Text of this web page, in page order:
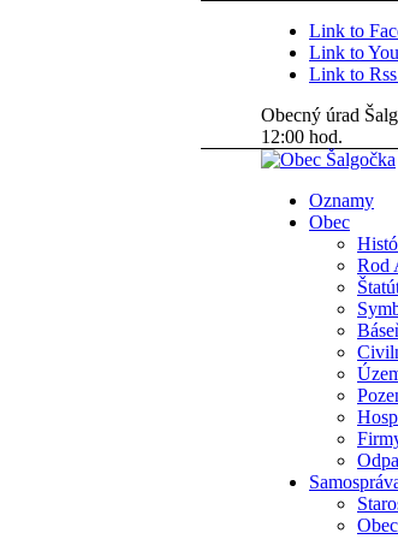
Link to
Link to
Link to
Obecný úrad
12:00 hod.
Oznamy
Obec
Rod